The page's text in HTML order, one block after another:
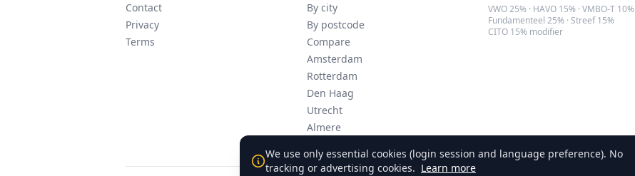
Contact
Privacy
Terms
By city
By postcode
Compare
Amsterdam
Rotterdam
Den Haag
Utrecht
Almere
VWO 25% · HAVO 15% · VMBO-T 10%
Fundamenteel 25% · Streef 15%
CITO 15% modifier
We use only essential cookies (login session and language preference). No
tracking or advertising cookies. Learn more